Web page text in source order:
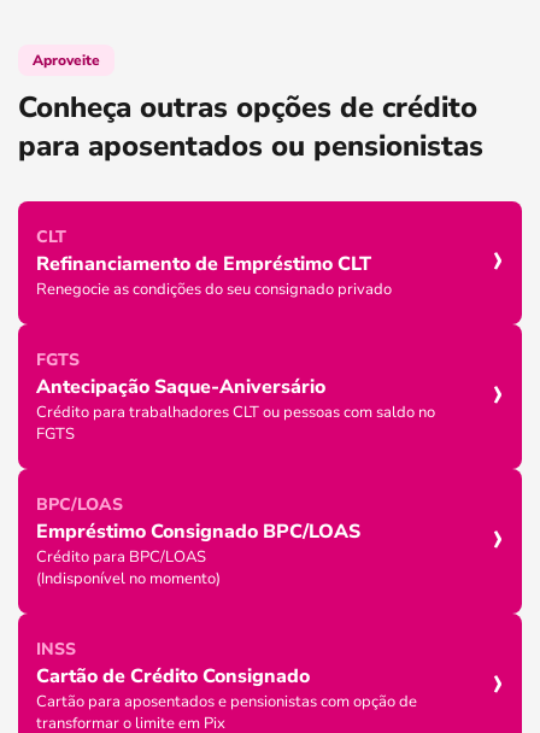
Aproveite
Conheça outras opções de crédito
para aposentados ou pensionistas
CLT
Refinanciamento de Empréstimo CLT
Renegocie as condições do seu consignado privado ›
FGTS
Antecipação Saque-Aniversário
Crédito para trabalhadores CLT ou pessoas com saldo no
FGTS
›
BPC/LOAS
Empréstimo Consignado BPC/LOAS
Crédito para BPC/LOAS
(Indisponível no momento)
›
INSS
Cartão de Crédito Consignado
Cartão para aposentados e pensionistas com opção de
transformar o limite em Pix
›